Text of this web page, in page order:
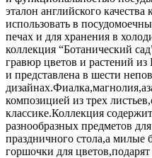
эталон английского
использовать в
печах и для хранения в
коллекция “Ботанический
гравюр цветов и растений из
и представлена в шести
композицией из трех
классике.Коллекция
разнообразных предметов
праздничного стола,а милые
горшочки для